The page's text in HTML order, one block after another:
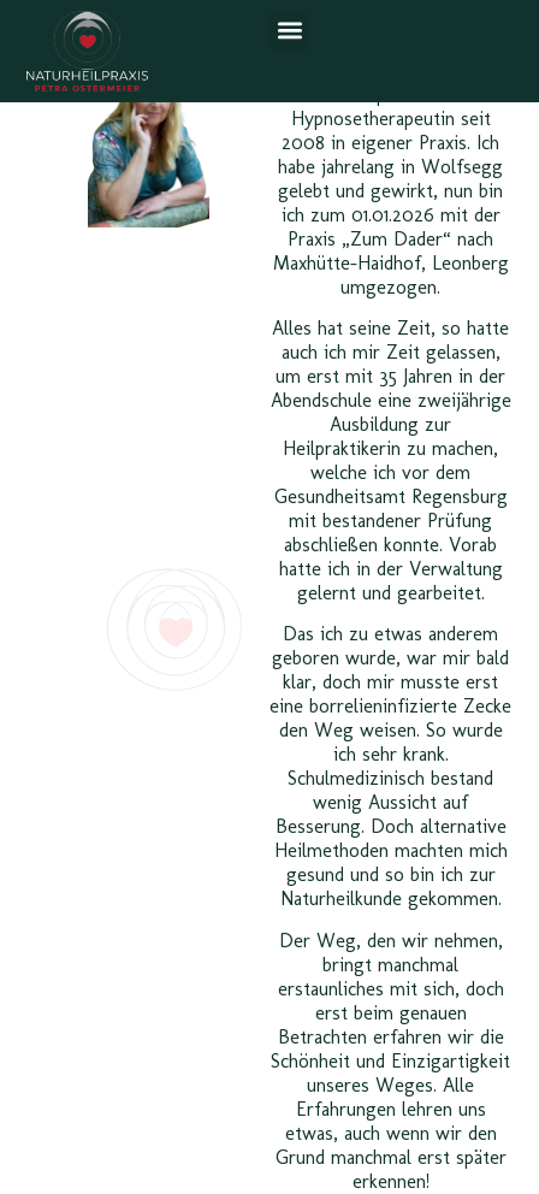
Hypnosetherapeutin seit
2008 in eigener Praxis. Ich
habe jahrelang in Wolfsegg
gelebt und gewirkt, nun bin
ich zum 01.01.2026 mit der
Praxis „Zum Dader“ nach
Maxhütte-Haidhof, Leonberg
umgezogen.
Alles hat seine Zeit, so hatte
auch ich mir Zeit gelassen,
um erst mit 35 Jahren in der
Abendschule eine zweijährige
Ausbildung zur
Heilpraktikerin zu machen,
welche ich vor dem
Gesundheitsamt Regensburg
mit bestandener Prüfung
abschließen konnte. Vorab
hatte ich in der Verwaltung
gelernt und gearbeitet.
Das ich zu etwas anderem
geboren wurde, war mir bald
klar, doch mir musste erst
eine borrelieninfizierte Zecke
den Weg weisen. So wurde
ich sehr krank.
Schulmedizinisch bestand
wenig Aussicht auf
Besserung. Doch alternative
Heilmethoden machten mich
gesund und so bin ich zur
Naturheilkunde gekommen.
Der Weg, den wir nehmen,
bringt manchmal
erstaunliches mit sich, doch
erst beim genauen
Betrachten erfahren wir die
Schönheit und Einzigartigkeit
unseres Weges. Alle
Erfahrungen lehren uns
etwas, auch wenn wir den
Grund manchmal erst später
erkennen!